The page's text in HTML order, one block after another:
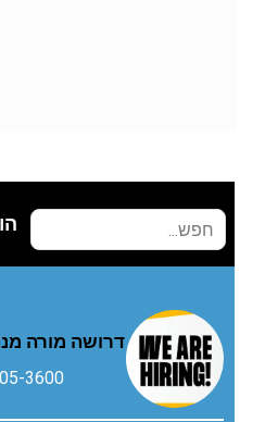
דרושה מורה
3600